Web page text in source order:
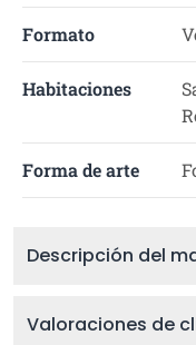
Formato
Habitaciones
Forma de arte
Descripción del
Valoraciones de